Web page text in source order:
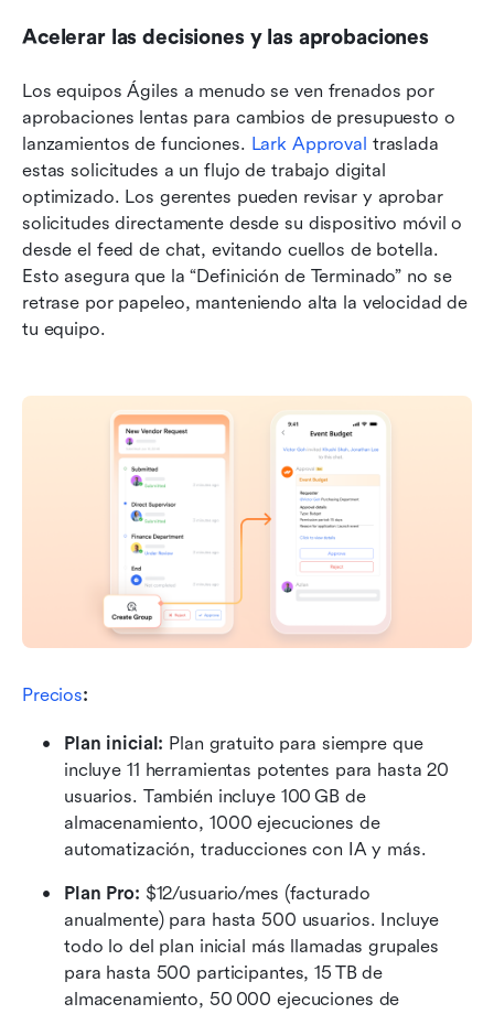
Acelerar las decisiones y las aprobaciones
Los equipos Ágiles a menudo se ven frenados por
aprobaciones lentas para cambios de presupuesto o
lanzamientos de funciones. Lark Approval traslada
estas solicitudes a un flujo de trabajo digital
optimizado. Los gerentes pueden revisar y aprobar
solicitudes directamente desde su dispositivo móvil o
desde el feed de chat, evitando cuellos de botella.
Esto asegura que la “Definición de Terminado” no se
retrase por papeleo, manteniendo alta la velocidad de
tu equipo.
Precios:
Plan inicial: Plan gratuito para siempre que
incluye 11 herramientas potentes para hasta 20
usuarios. También incluye 100 GB de
almacenamiento, 1000 ejecuciones de
automatización, traducciones con IA y más.
Plan Pro: $12/usuario/mes (facturado
anualmente) para hasta 500 usuarios. Incluye
todo lo del plan inicial más llamadas grupales
para hasta 500 participantes, 15 TB de
almacenamiento, 50 000 ejecuciones de